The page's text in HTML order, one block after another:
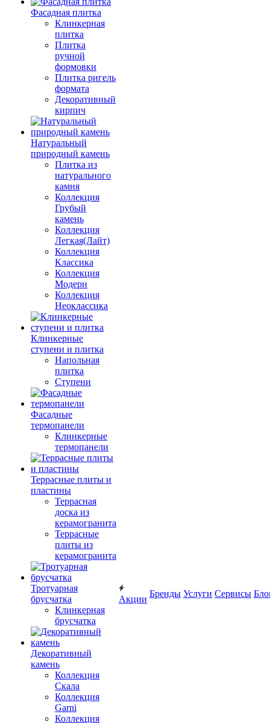
Фасадная плитка
Клинкерная
плитка
Плитка
ручной
формовки
Плитка ригель
формата
Декоративный
кирпич
Натуральный
природный камень
Плитка из
натурального
камня
Коллекция
Грубый
камень
Коллекция
Легкая(Лайт)
Коллекция
Классика
Коллекция
Модерн
Коллекция
Неоклассика
Клинкерные
ступени и плитка
Напольная
плитка
Ступени
Фасадные
термопанели
Клинкерные
термопанели
Террасные плиты и
пластины
Террасная
доска из
керамогранита
Террасные
плиты из
керамогранита
Тротуарная
брусчатка
Клинкерная
брусчатка
Декоративный
камень
Коллекция
Скала
Коллекция
Garni
Коллекция
Акции
Бренды Услуги Сервисы